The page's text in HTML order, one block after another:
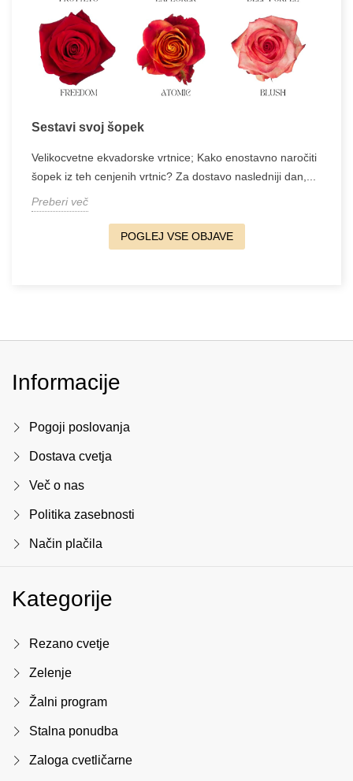
Sestavi svoj šopek
Velikocvetne ekvadorske vrtnice; Kako enostavno naročiti
šopek iz teh cenjenih vrtnic? Za dostavo nasledniji dan,...
Preberi več
POGLEJ VSE OBJAVE
Informacije
Pogoji poslovanja
Dostava cvetja
Več o nas
Politika zasebnosti
Način plačila
Kategorije
Rezano cvetje
Zelenje
Žalni program
Stalna ponudba
Zaloga cvetličarne